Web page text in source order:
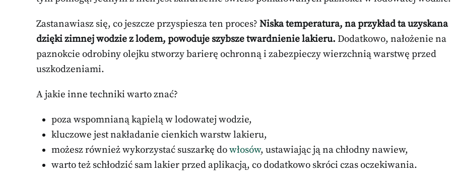
Zastanawiasz się, co jeszcze przyspiesza ten proces? Niska temperatura, na przykład ta uzyskana
dzięki zimnej wodzie z lodem, powoduje szybsze twardnienie lakieru. Dodatkowo, nałożenie na
paznokcie odrobiny olejku stworzy barierę ochronną i zabezpieczy wierzchnią warstwę przed
uszkodzeniami.
A jakie inne techniki warto znać?
poza wspomnianą kąpielą w lodowatej wodzie,
kluczowe jest nakładanie cienkich warstw lakieru,
możesz również wykorzystać suszarkę dowłosów, ustawiając ją na chłodny nawiew,
warto też schłodzić sam lakier przed aplikacją, co dodatkowo skróci czas oczekiwania.